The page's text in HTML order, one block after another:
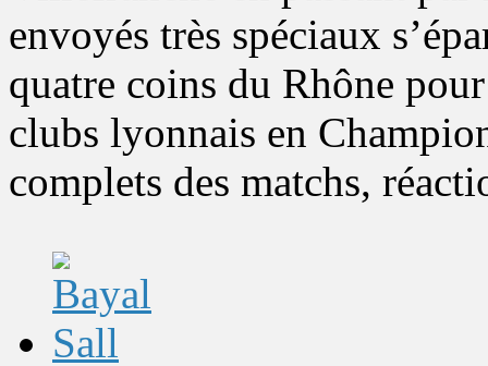
envoyés très spéciaux
quatre coins du Rhône
clubs lyonnais en
complets des matchs,